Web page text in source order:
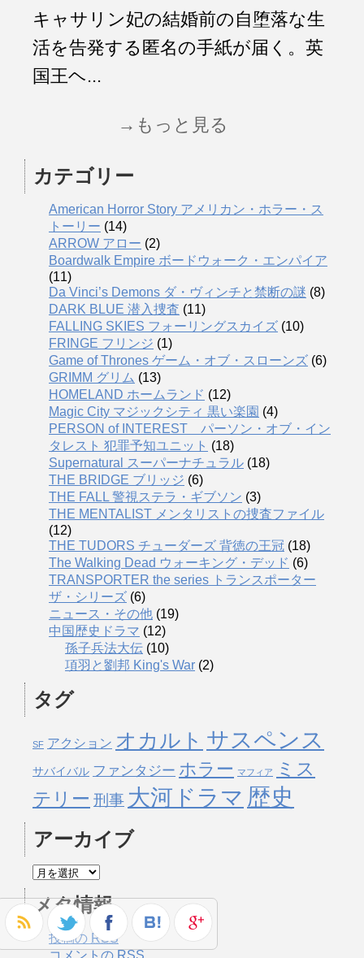
キャサリン妃の結婚前の自堕落な生
活を告発する匿名の手紙が届く。英
国王ヘ...
→もっと見る
カテゴリー
American Horror Story アメリカン・ホラー・ス
トーリー (14)
ARROW アロー (2)
Boardwalk Empire ボードウォーク・エンパイア
(11)
Da Vinci’s Demons ダ・ヴィンチと禁断の謎 (8)
DARK BLUE 潜入捜査 (11)
FALLING SKIES フォーリングスカイズ (10)
FRINGE フリンジ (1)
Game of Thrones ゲーム・オブ・スローンズ (6)
GRIMM グリム (13)
HOMELAND ホームランド (12)
Magic City マジックシティ 黒い楽園 (4)
PERSON of INTEREST パーソン・オブ・イン
タレスト 犯罪予知ユニット (18)
Supernatural スーパーナチュラル (18)
THE BRIDGE ブリッジ (6)
THE FALL 警視ステラ・ギブソン (3)
THE MENTALIST メンタリストの捜査ファイル
(12)
THE TUDORS チューダーズ 背徳の王冠 (18)
The Walking Dead ウォーキング・デッド (6)
TRANSPORTER the series トランスポーター
ザ・シリーズ (6)
ニュース・その他 (19)
中国歴史ドラマ (12)
孫子兵法大伝 (10)
項羽と劉邦 King's War (2)
タグ
SF アクション オカルト サスペンス
サバイバル ファンタジー ホラー マフィア
ミス
テリー 刑事 大河ドラマ 歴史
アーカイブ
メタ情報
投稿の RSS
コメントの RSS